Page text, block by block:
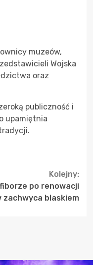
muzeów,
Wojska
oraz
publiczność i
upamiętnia
Kolejny:
po renowacji
zachwyca blaskiem